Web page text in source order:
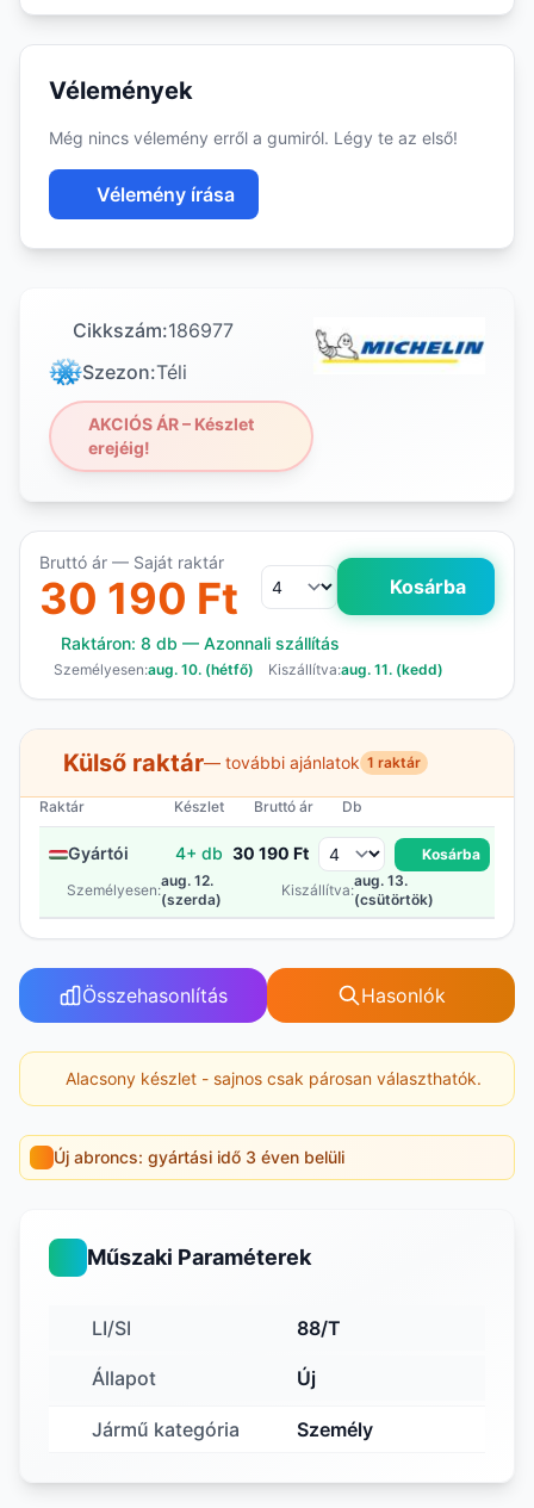
Vélemények
Még nincs vélemény erről a gumiról. Légy te az első!
Vélemény írása
Cikkszám:186977
Szezon:Téli
AKCIÓS ÁR – Készlet
erejéig!
Bruttó ár — Saját raktár
30 190 Ft Kosárba
Raktáron: 8 db — Azonnali szállítás
Személyesen:aug. 10. (hétfő) Kiszállítva:aug. 11. (kedd)
Külső raktár— további ajánlatok 1 raktár
Raktár Készlet Bruttó ár Db
Gyártói 4+ db 30 190 Ft
Kosárba
Személyesen:
aug. 12.
(szerda)
Kiszállítva:
aug. 13.
(csütörtök)
Összehasonlítás Hasonlók
Alacsony készlet - sajnos csak párosan választhatók.
Új abroncs: gyártási idő 3 éven belüli
Műszaki Paraméterek
LI/SI 88/T
Állapot Új
Jármű kategória Személy